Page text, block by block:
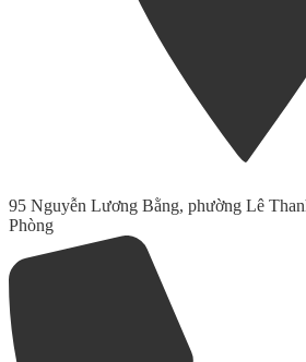
95 Nguyễn Lương Bằng, phường Lê
Phòng